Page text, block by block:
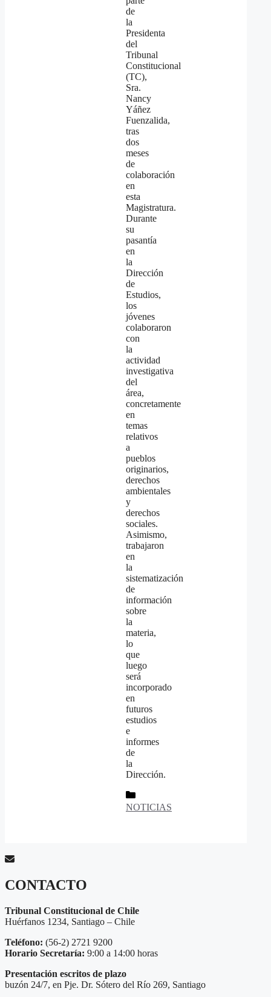
de
la
Presidenta
del
Tribunal
Constitucional
(TC),
Sra.
Nancy
Yáñez
Fuenzalida,
tras
dos
meses
de
colaboración
en
esta
Magistratura.
Durante
su
pasantía
en
la
Dirección
de
Estudios,
los
jóvenes
colaboraron
con
la
actividad
investigativa
del
área,
concretamente
en
temas
relativos
a
pueblos
originarios,
derechos
ambientales
y
derechos
sociales.
Asimismo,
trabajaron
en
la
sistematización
de
información
sobre
la
materia,
lo
que
luego
será
incorporado
en
futuros
estudios
e
informes
de
la
Dirección.
Categorías
NOTICIAS
CONTACTO
Tribunal Constitucional de Chile
Huérfanos 1234, Santiago – Chile
Teléfono: (56-2) 2721 9200
Horario Secretaría: 9:00 a 14:00 horas
Presentación escritos de plazo
buzón 24/7, en Pje. Dr. Sótero del Río 269, Santiago